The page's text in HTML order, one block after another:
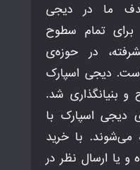
ما در دیجی
برای تمام سطوح
در حوزه‌ی
است. دیجی اسپارک
بنیانگذاری شد.
دیجی اسپارک با
با خرید
و یا ارسال نظر در